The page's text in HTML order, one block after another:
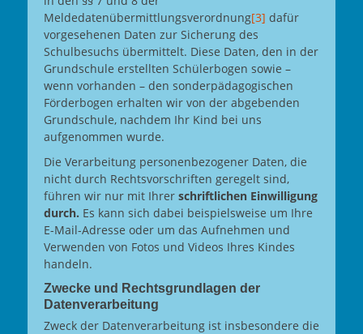
Meldedatenübermittlungsverordnung[3] dafür
vorgesehenen Daten zur Sicherung des
Schulbesuchs übermittelt. Diese Daten, den in der
Grundschule erstellten Schülerbogen sowie –
wenn vorhanden – den sonderpädagogischen
Förderbogen erhalten wir von der abgebenden
Grundschule, nachdem Ihr Kind bei uns
aufgenommen wurde.
Die Verarbeitung personenbezogener Daten, die
nicht durch Rechtsvorschriften geregelt sind,
führen wir nur mit Ihrer schriftlichen Einwilligung
durch. Es kann sich dabei beispielsweise um Ihre
E-Mail-Adresse oder um das Aufnehmen und
Verwenden von Fotos und Videos Ihres Kindes
handeln.
Zwecke und Rechtsgrundlagen der
Datenverarbeitung
Zweck der Datenverarbeitung ist insbesondere die